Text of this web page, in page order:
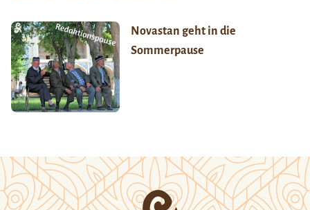
Novastan geht in die
Sommerpause